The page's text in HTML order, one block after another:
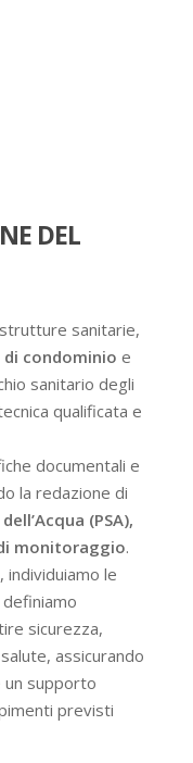
DEL
sanitarie,
condominio e
sanitario degli
qualificata e
documentali e
la redazione di
(PSA),
monitoraggio.
individuiamo le
sicurezza,
assicurando
un supporto
previsti